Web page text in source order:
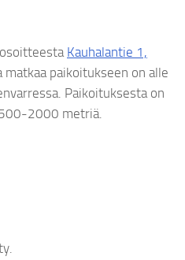
Kauhalantie 1,
matkaa paikoitukseen on alle
Paikoituksesta on
2000 metriä.